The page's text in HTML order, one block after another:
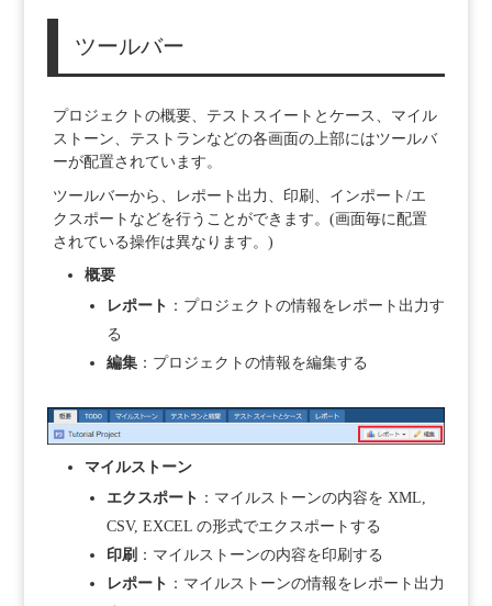
ツールバー
プロジェクトの概要、テストスイートとケース、マイル
ストーン、テストランなどの各画面の上部にはツールバ
ーが配置されています。
ツールバーから、レポート出力、印刷、インポート/エ
クスポートなどを行うことができます。(画面毎に配置
されている操作は異なります。)
概要
レポート ：プロジェクトの情報をレポート出力す
る
編集：プロジェクトの情報を編集する
マイルストーン
エクスポート ：マイルストーンの内容を XML,
CSV, EXCEL の形式でエクスポートする
印刷 ：マイルストーンの内容を印刷する
レポート ：マイルストーンの情報をレポート出力